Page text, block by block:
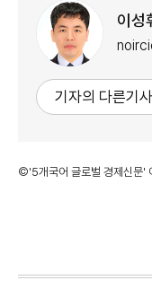
이성
기자의 다른기사
©'5개국어 글로벌 경제신문'